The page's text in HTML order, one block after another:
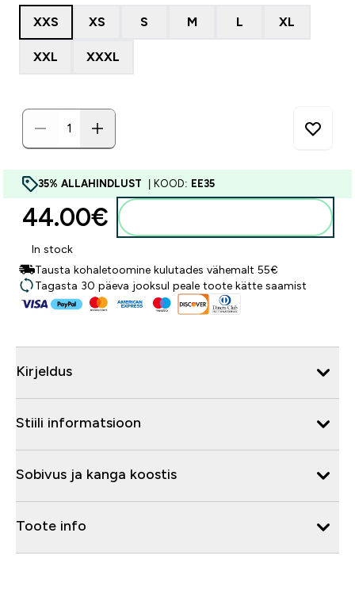
XXS XS S M L XL
XXL XXXL
35% ALLAHINDLUST | KOOD: EE35
44.00€‎
In stock
Tausta kohaletoomine kulutades vähemalt 55€
Tagasta 30 päeva jooksul peale toote kätte saamist
Kirjeldus
Stiili informatsioon
Sobivus ja kanga koostis
Toote info